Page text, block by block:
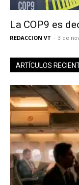
La COP9 es
REDACCION VT - 3 de
ARTÍCULOS